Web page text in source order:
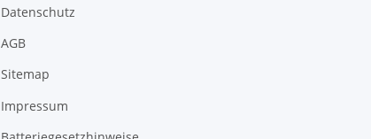
Datenschutz
AGB
Sitemap
Impressum